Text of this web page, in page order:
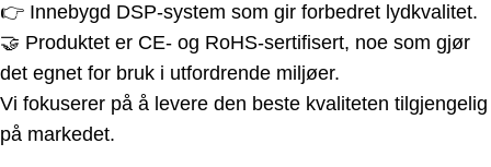
👉 Innebygd DSP-system som gir forbedret lydkvalitet.
🤝 Produktet er CE- og RoHS-sertifisert, noe som gjør
det egnet for bruk i utfordrende miljøer.
Vi fokuserer på å levere den beste kvaliteten tilgjengelig
på markedet.